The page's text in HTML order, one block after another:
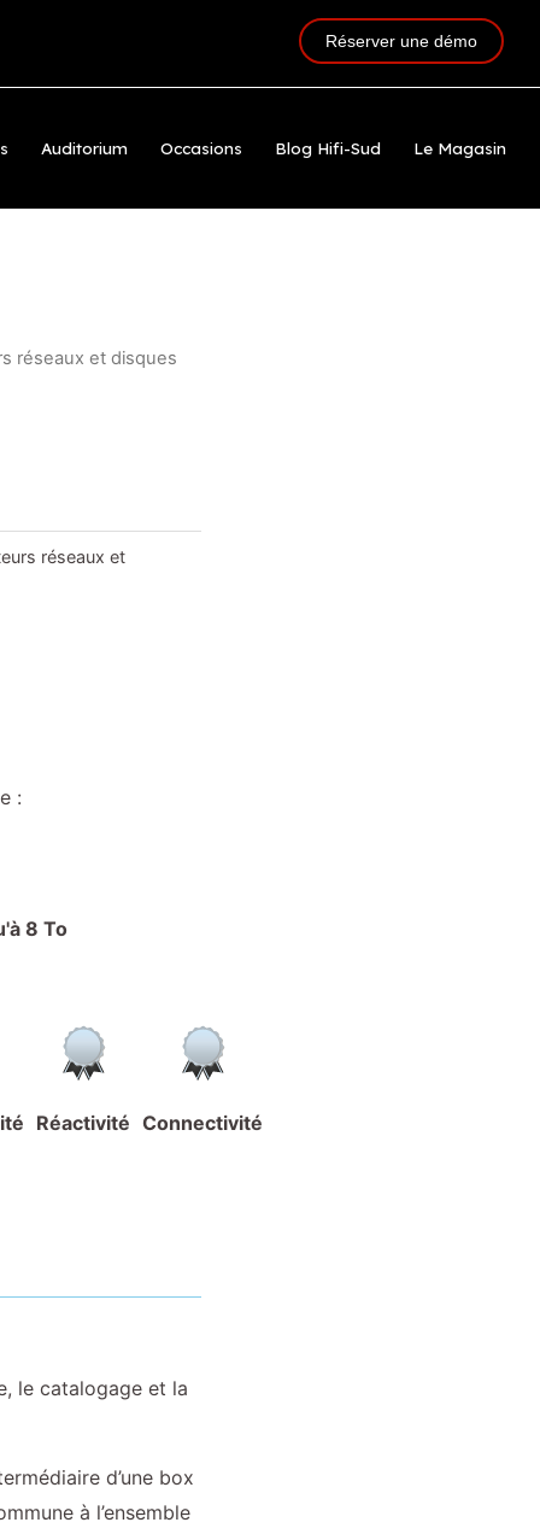
Réserver une démo
Auditorium Occasions Blog Hifi-Sud Le Magasin
réseaux et disques
réseaux et
:
8 To
Réactivité Connectivité
le catalogage et la
d’une box
à l’ensemble